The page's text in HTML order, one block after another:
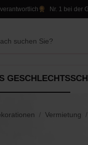
Nr. 1 bei der
GESCHLECHTS
GeschenkeVermietung